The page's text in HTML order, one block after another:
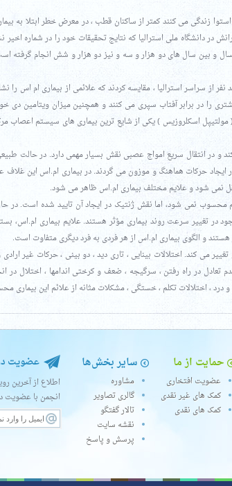
زندگی می کنند کمتر از ساکنان قطب ، در معرض خطر ابتلا به
در دانشگاه ملی استرالیا که نتایج تحقیقات خود را در شماره اخیر
و بین سال های دو هزار و سه و نیز دو هزار و شش انجام گرفته
از سراسر استرالیا ، مقایسه کردند که علائمی از بیماری ام اس را
را در برابر آفتاب سپری می کنند و همچنین میزان ویتامین دی
مولتیپل اسکلروزیس ) یکی از شایع ترین بیماری های سیستم اعصاب
و در انتقال سریع امواج عصبی نقش بسیار مهمی دارد. در حالت
حرکات هماهنگ و موزون می گردند. در بیماری ام.اس این
نمی شود و علایم مختلف بیماری ام.اس ظاهر می شود.
محسوب نمی شود، اما نقش ژنتیک در ایجاد آن تایید شده است.
در تغییر سرعت روند بیماری مؤثر هستند. علایم بیماری ام.اس،
و الگوی بیماری ام.اس از هر فردی به فرد دیگری متفاوت است.
می کند. اختلالات بینایی ، تاری دید ، دو بینی ، حرکات غیر
تعادل در راه رفتن ، سرگیجه ، ضعف و کرختی اندامها ، اختلال در
، اختلالات تکلم ، خستگی ، مشکلات مثانه از علائم این بیماری
حمایت از ما
عضویت افتخاری
کمک های غیر نقدی
کمک های نقدی
سایر بخش‌ها
مشاوره
گالری تصاویر
تالار گفتگو
نقشه سایت
پرسش و پاسخ
عضویت
اطلاع از آخرین
انجمن با عضویت